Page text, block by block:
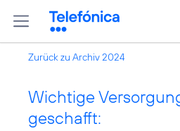
Zurück zu Archiv 2024
Wichtige
geschafft: